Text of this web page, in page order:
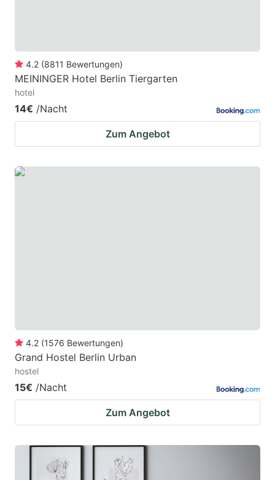
4.2 (8811 Bewertungen)
MEININGER Hotel Berlin Tiergarten
hotel
14€ /Nacht
Zum Angebot
4.2 (1576 Bewertungen)
Grand Hostel Berlin Urban
hostel
15€ /Nacht
Zum Angebot